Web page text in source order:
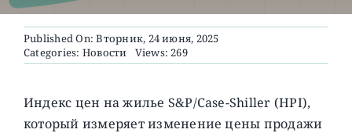
АКТУАЛЬНЫЕ
Published On: Вторник, 24 июня, 2025
Categories: Новости Views: 269
Индекс цен на жилье S&P/Case-Shiller (HPI),
который измеряет изменение цены продажи